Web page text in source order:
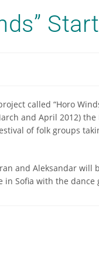
called “Horo
and April 2012)
of folk groups
and Aleksandar will
Sofia with the